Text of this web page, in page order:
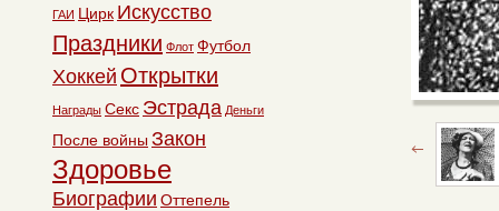
ГАИ Цирк Искусство
Праздники Флот Футбол
Хоккей Открытки
Награды Секс Эстрада Деньги
После войны Закон
Здоровье
Биографии Оттепель